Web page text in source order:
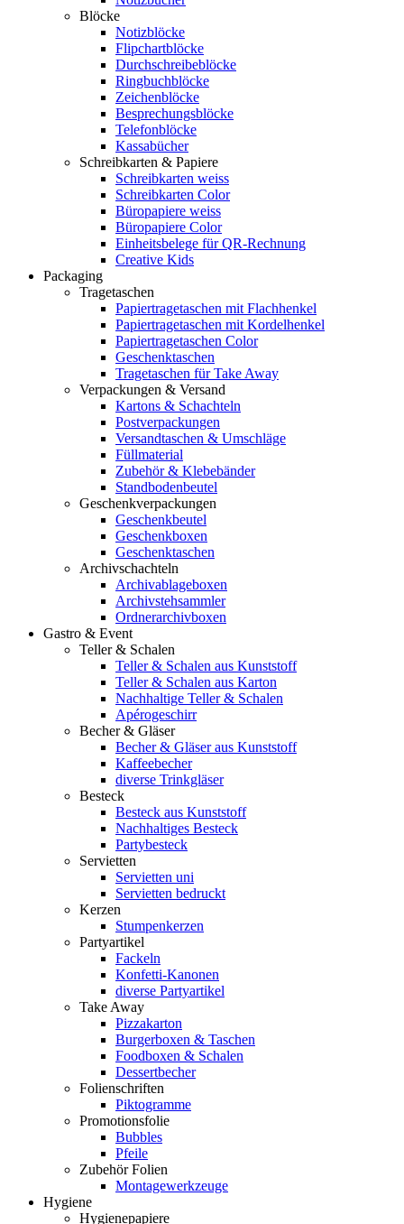
Blöcke
Notizblöcke
Flipchartblöcke
Durchschreibeblöcke
Ringbuchblöcke
Zeichenblöcke
Besprechungsblöcke
Telefonblöcke
Kassabücher
Schreibkarten & Papiere
Schreibkarten weiss
Schreibkarten Color
Büropapiere weiss
Büropapiere Color
Einheitsbelege für QR-Rechnung
Creative Kids
Packaging
Tragetaschen
Papiertragetaschen mit Flachhenkel
Papiertragetaschen mit Kordelhenkel
Papiertragetaschen Color
Geschenktaschen
Tragetaschen für Take Away
Verpackungen & Versand
Kartons & Schachteln
Postverpackungen
Versandtaschen & Umschläge
Füllmaterial
Zubehör & Klebebänder
Standbodenbeutel
Geschenkverpackungen
Geschenkbeutel
Geschenkboxen
Geschenktaschen
Archivschachteln
Archivablageboxen
Archivstehsammler
Ordnerarchivboxen
Gastro & Event
Teller & Schalen
Teller & Schalen aus Kunststoff
Teller & Schalen aus Karton
Nachhaltige Teller & Schalen
Apérogeschirr
Becher & Gläser
Becher & Gläser aus Kunststoff
Kaffeebecher
diverse Trinkgläser
Besteck
Besteck aus Kunststoff
Nachhaltiges Besteck
Partybesteck
Servietten
Servietten uni
Servietten bedruckt
Kerzen
Stumpenkerzen
Partyartikel
Fackeln
Konfetti-Kanonen
diverse Partyartikel
Take Away
Pizzakarton
Burgerboxen & Taschen
Foodboxen & Schalen
Dessertbecher
Folienschriften
Piktogramme
Promotionsfolie
Bubbles
Pfeile
Zubehör Folien
Montagewerkzeuge
Hygiene
Hygienepapiere